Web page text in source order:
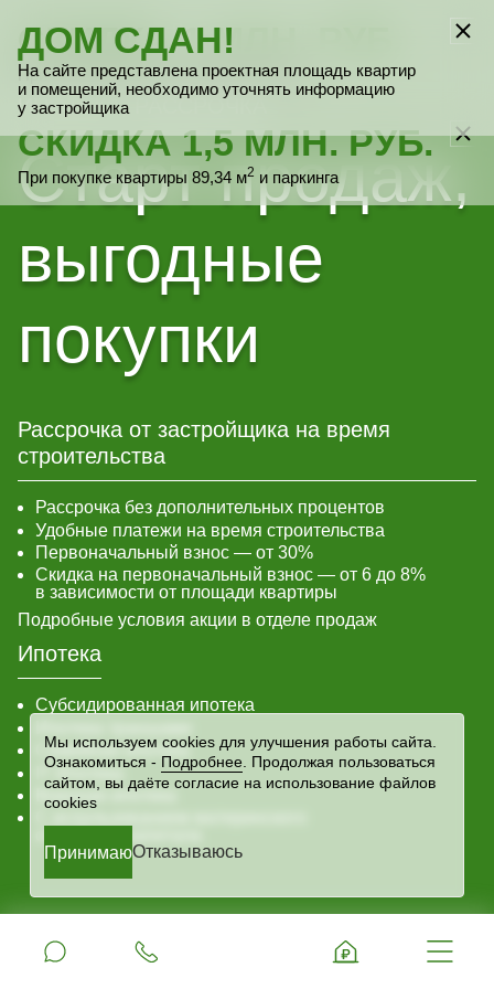
Мы используем cookies для улучшения работы сайта.
Ознакомиться - Подробнее . Продолжая пользоваться
сайтом, вы даёте согласие на использование файлов
cookies
Принимаю
Принимаю
Принимаю
Принимаю
ПринимаюОтказываюсь
ИПОТЕКА, РАССРОЧКА
Старт продаж,
выгодные
покупки
Рассрочка от застройщика на время
строительства
Рассрочка без дополнительных процентов
Удобные платежи на время строительства
Первоначальный взнос — от 30%
Скидка на первоначальный взнос — от 6 до 8%
в зависимости от площади квартиры
Подробные условия акции в отделе продаж
Ипотека
Субсидированная ипотека
Семейная ипотека
IT Ипотека
Военная ипотека
Выбрать квартиру
Выбрать квартиру
Выбрать квартиру
Выбрать квартиру
Выбрать квартиру
СКИДКА 1 МЛН. РУБ.
При покупке только квартиры 89,34 м2
СКИДКА 1,5 МЛН. РУБ.
При покупке квартиры 89,34 м2 и паркинга
ДОМ СДАН!
На сайте представлена проектная площадь квартир
и помещений, необходимо уточнять информацию
у застройщика